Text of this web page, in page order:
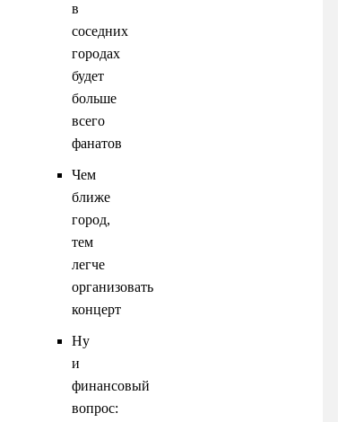
в
соседних
городах
будет
больше
всего
фанатов
Чем
ближе
город,
тем
легче
организовать
концерт
Ну
и
финансовый
вопрос: